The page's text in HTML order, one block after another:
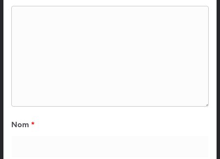
Nom *